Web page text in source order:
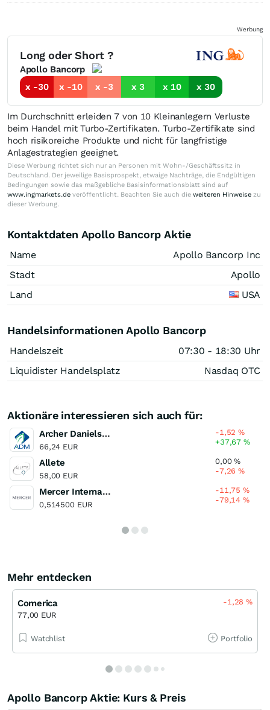
Werbung
Long oder Short ?
Apollo Bancorp
x -30
x -10 x -3 x 3 x 10 x 30
Im Durchschnitt erleiden 7 von 10 Kleinanlegern Verluste
beim Handel mit Turbo-Zertifikaten. Turbo-Zertifikate sind
hoch risikoreiche Produkte und nicht für langfristige
Anlagestrategien geeignet.
Diese Werbung richtet sich nur an Personen mit Wohn-/Geschäftssitz in
Deutschland. Der jeweilige Basisprospekt, etwaige Nachträge, die Endgültigen
Bedingungen sowie das maßgebliche Basisinformationsblatt sind auf
www.ingmarkets.de veröffentlicht. Beachten Sie auch die weiteren Hinweise zu
dieser Werbung.
Kontaktdaten Apollo Bancorp Aktie
Name
Apollo Bancorp Inc
Stadt
Apollo
Land
USA
Handelsinformationen Apollo Bancorp
Handelszeit
07:30 - 18:30 Uhr
Liquidister Handelsplatz
Nasdaq OTC
Aktionäre interessieren sich auch für:
Archer Daniels Midland Company
66,24 EUR
-1,52%
+37,67%
Allete
58,00 EUR
0,00%
-7,26%
Mercer International
0,514500 EUR
-11,75%
-79,14%
Mehr entdecken
Comerica
77,00 EUR
-1,28%
Watchlist Portfolio
Apollo Bancorp Aktie: Kurs & Preis